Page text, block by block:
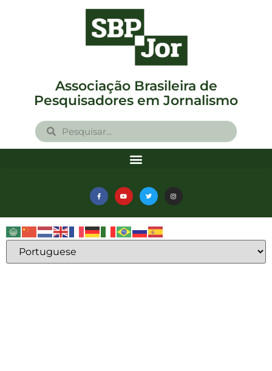
Associação Brasileira de
Pesquisadores em Jornalismo